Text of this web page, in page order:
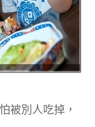
被別人吃掉，